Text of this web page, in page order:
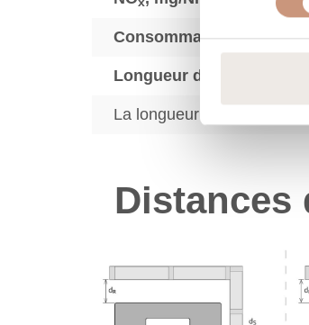
Consommation de bois
Longueur du bois de
La longueur du bois de
Distances